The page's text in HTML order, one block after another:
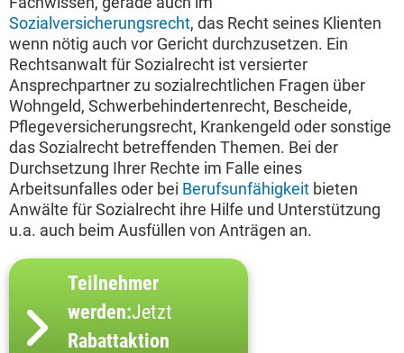
Sozialversicherungsrecht, das Recht seines Klienten
wenn nötig auch vor Gericht durchzusetzen. Ein
Rechtsanwalt für Sozialrecht ist versierter
Ansprechpartner zu sozialrechtlichen Fragen über
Wohngeld, Schwerbehindertenrecht, Bescheide,
Pflegeversicherungsrecht, Krankengeld oder sonstige
das Sozialrecht betreffenden Themen. Bei der
Durchsetzung Ihrer Rechte im Falle eines
Arbeitsunfalles oder bei Berufsunfähigkeit bieten
Anwälte für Sozialrecht ihre Hilfe und Unterstützung
u.a. auch beim Ausfüllen von Anträgen an.
Teilnehmer
werden:Jetzt
Rabattaktion